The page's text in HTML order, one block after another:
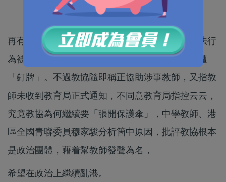
再有兩名教師分別因涉及「有關社會動亂」的違法行
為被定罪、或因持續採用大量立場偏頗教材，而遭
「釘牌」。不過教協隨即稱正協助涉事教師，又指教
師未收到教育局正式通知，不同意教育局指控云云，
究竟教協為何繼續要「張開保護傘」，中學教師、港
區全國青聯委員穆家駿分析箇中原因，批評教協根本
是政治團體，藉着幫教師發聲為名，
希望在政治上繼續亂港。